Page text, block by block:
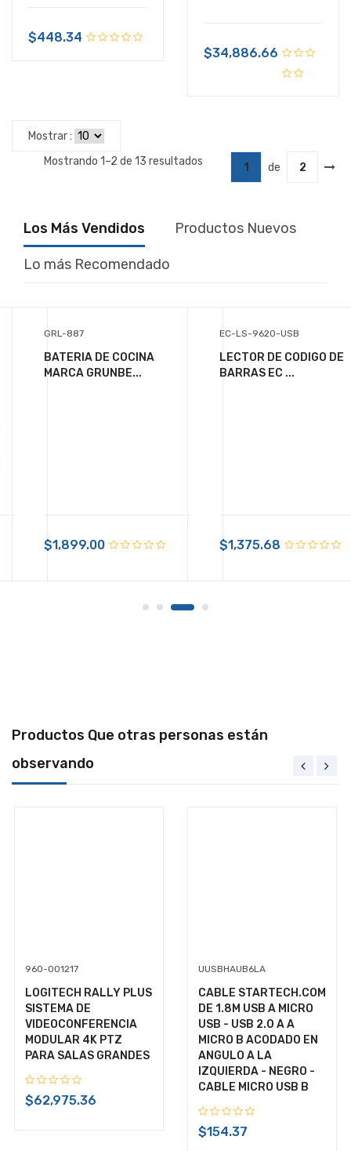
$448.34
$34,886.66
IVA Incluido
+ $99.00 de envío
$75,366.13
IVA Incluido
Sin Inventario
Mostrar :
Mostrando 1–2 de 13 resultados
1 de 2
Los Más Vendidos Productos Nuevos
Lo más Recomendado
GRL-887
BATERIA DE COCINA
MARCA GRUNBE...
$1,899.00
EC-LS-9620-USB
LECTOR DE CODIGO DE
BARRAS EC ...
$1,375.68
Productos Que otras personas están
observando
960-001217
LOGITECH RALLY PLUS
SISTEMA DE
VIDEOCONFERENCIA
MODULAR 4K PTZ
PARA SALAS GRANDES
$62,975.36
UUSBHAUB6LA
CABLE STARTECH.COM
DE 1.8M USB A MICRO
USB - USB 2.0 A A
MICRO B ACODADO EN
ANGULO A LA
IZQUIERDA - NEGRO -
CABLE MICRO USB B
$154.37